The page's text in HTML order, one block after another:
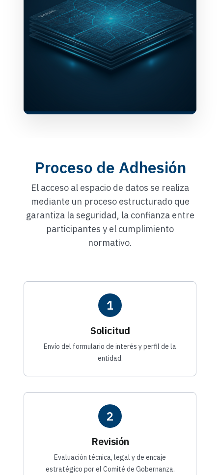
Proceso de Adhesión
El acceso al espacio de datos se realiza
mediante un proceso estructurado que
garantiza la seguridad, la confianza entre
participantes y el cumplimiento
normativo.
1
Solicitud
Envío del formulario de interés y perfil de la
entidad.
2
Revisión
Evaluación técnica, legal y de encaje
estratégico por el Comité de Gobernanza.